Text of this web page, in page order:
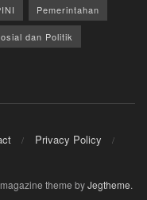
Pemerintahan
dan Politik
Privacy Policy
theme byJegtheme.